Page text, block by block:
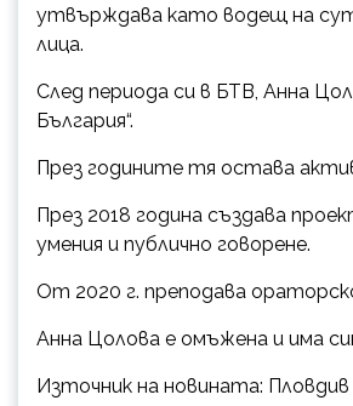
утвърждава като водещ на
лица.
След периода си в БТВ, Анна
България“.
През годините тя остава
През 2018 година създава
умения и публично говорене.
От 2020 г. преподава
Анна Цолова е омъжена и има
Източник на новината: Пловдив